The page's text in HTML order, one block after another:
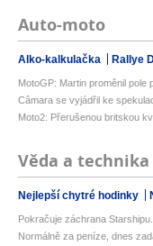
Auto-moto
Alko-kalkulačka Rallye
MotoGP: Martin proměnil
Câmara se vyjádřil ke
Moto2: Přerušenou britskou
Věda a technika
Nejlepší chytré hodinky
Pokračuje záchrana
Normálně za peníze, dnes